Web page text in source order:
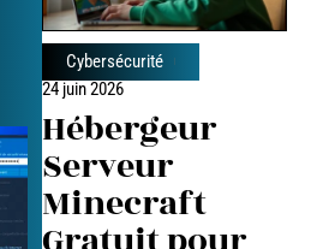
Cybersécurité
24 juin 2026
Hébergeur
Serveur
Minecraft